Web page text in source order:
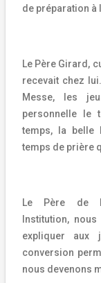
de préparation à
Le Père Girard,
recevait chez
Messe, les
personnelle le
temps, la belle
temps de prière
Le Père de
Institution, nous
expliquer aux
conversion
nous devenons